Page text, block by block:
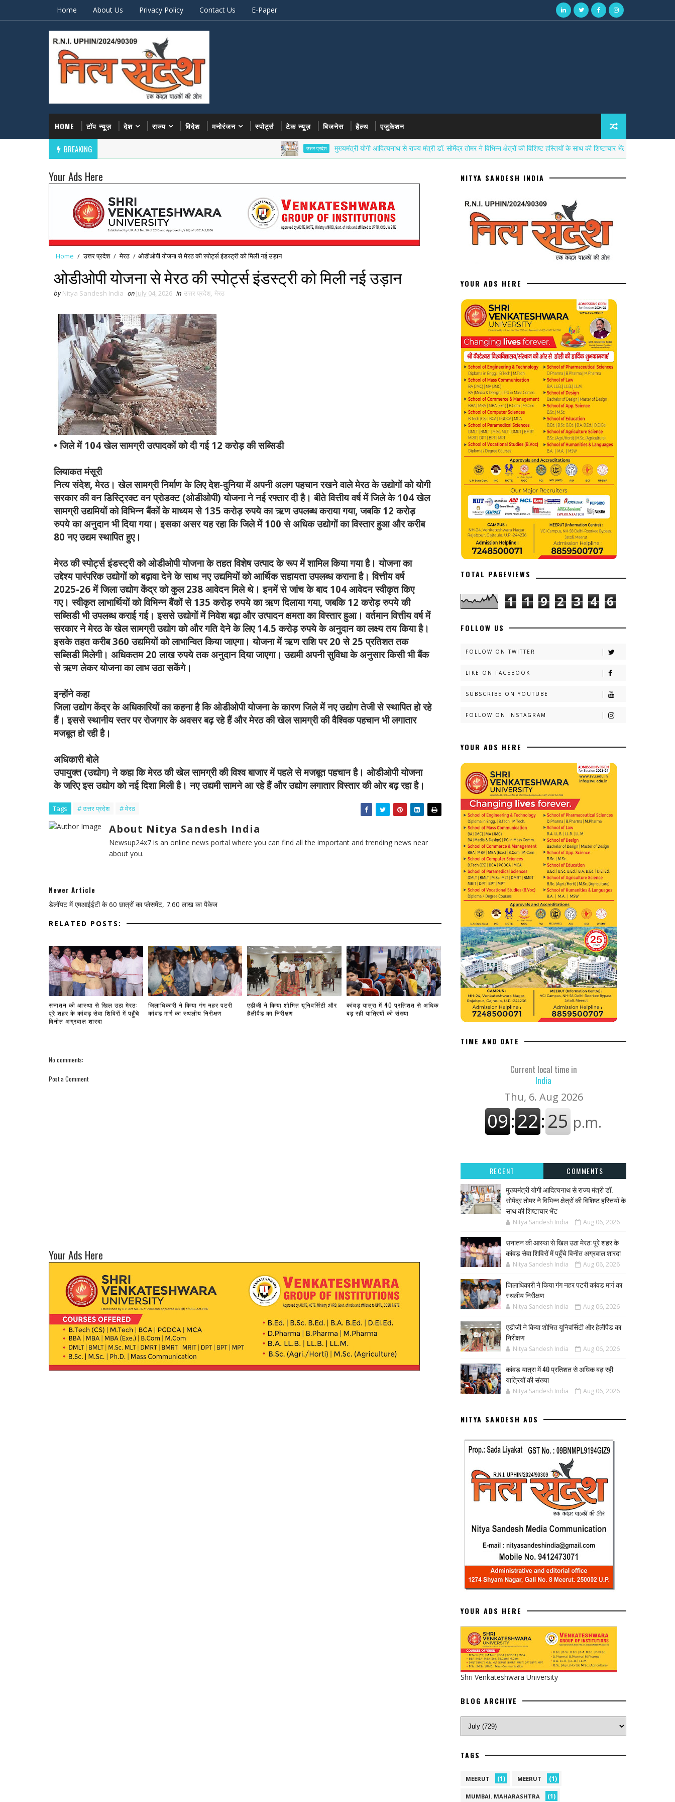
Home About Us Privacy Policy Contact Us E-Paper
HOME टॉप न्यूज़ देश राज्य विदेश मनोरंजन स्पोर्ट्स टेक न्यूज़ बिजनेस हैल्थ एजुकेशन
BREAKING उत्तर प्रदेश मुख्यमंत्री योगी आदित्यनाथ से राज्य मंत्री डॉ. सोमेंद्र तोमर ने विभिन्न क्षेत्रों की विशिष्ट हस्तियों के साथ की शिष्टाचार भेंट
Your Ads Here
Home / उत्तर प्रदेश / मेरठ / ओडीओपी योजना से मेरठ की स्पोर्ट्स इंडस्ट्री को मिली नई उड़ान
ओडीओपी योजना से मेरठ की स्पोर्ट्स इंडस्ट्री को मिली नई उड़ान
by Nitya Sandesh India on July 04, 2026 in उत्तर प्रदेश, मेरठ
• जिले में 104 खेल सामग्री उत्पादकों को दी गई 12 करोड़ की सब्सिडी
लियाकत मंसूरी
नित्य संदेश,मेरठ। खेल सामग्री निर्माण के लिए देश-दुनिया में अपनी अलग पहचान रखने वाले मेरठ के उद्योगों को योगी
सरकार की वन डिस्ट्रिक्ट वन प्रोडक्ट (ओडीओपी) योजना ने नई रफ्तार दी है। बीते वित्तीय वर्ष में जिले के 104 खेल
सामग्री उद्यमियों को विभिन्न बैंकों के माध्यम से 135 करोड़ रुपये का ऋण उपलब्ध कराया गया, जबकि 12 करोड़
रुपये का अनुदान भी दिया गया। इसका असर यह रहा कि जिले में 100 से अधिक उद्योगों का विस्तार हुआ और करीब
80 नए उद्यम स्थापित हुए।
मेरठ की स्पोर्ट्स इंडस्ट्री को ओडीओपी योजना के तहत विशेष उत्पाद के रूप में शामिल किया गया है। योजना का
उद्देश्य पारंपरिक उद्योगों को बढ़ावा देने के साथ नए उद्यमियों को आर्थिक सहायता उपलब्ध कराना है। वित्तीय वर्ष
2025-26 में जिला उद्योग केंद्र को कुल 238 आवेदन मिले थे। इनमें से जांच के बाद 104 आवेदन स्वीकृत किए
गए। स्वीकृत लाभार्थियों को विभिन्न बैंकों से 135 करोड़ रुपये का ऋण दिलाया गया, जबकि 12 करोड़ रुपये की
सब्सिडी भी उपलब्ध कराई गई। इससे उद्योगों में निवेश बढ़ा और उत्पादन क्षमता का विस्तार हुआ। वर्तमान वित्तीय वर्ष में
सरकार ने मेरठ के खेल सामग्री उद्योग को और गति देने के लिए 14.5 करोड़ रुपये के अनुदान का लक्ष्य तय किया है।
इसके तहत करीब 360 उद्यमियों को लाभान्वित किया जाएगा। योजना में ऋण राशि पर 20 से 25 प्रतिशत तक
सब्सिडी मिलेगी। अधिकतम 20 लाख रुपये तक अनुदान दिया जाएगा। उद्यमी अपनी सुविधा के अनुसार किसी भी बैंक
से ऋण लेकर योजना का लाभ उठा सकेंगे।
इन्होंने कहा
जिला उद्योग केंद्र के अधिकारियों का कहना है कि ओडीओपी योजना के कारण जिले में नए उद्योग तेजी से स्थापित हो रहे
हैं। इससे स्थानीय स्तर पर रोजगार के अवसर बढ़ रहे हैं और मेरठ की खेल सामग्री की वैश्विक पहचान भी लगातार
मजबूत हो रही है।
अधिकारी बोले
उपायुक्त (उद्योग) ने कहा कि मेरठ की खेल सामग्री की विश्व बाजार में पहले से मजबूत पहचान है। ओडीओपी योजना
के जरिए इस उद्योग को नई दिशा मिली है। नए उद्यमी सामने आ रहे हैं और उद्योग लगातार विस्तार की ओर बढ़ रहा है।
Tags # उत्तर प्रदेश # मेरठ
About Nitya Sandesh India
Newsup24x7 is an online news portal where you can find all the important and trending news near
about you.
Newer Article
डेलॉयट में एमआईईटी के 60 छात्रों का प्लेसमेंट, 7.60 लाख का पैकेज
RELATED POSTS:
सनातन की आस्था से खिल उठा मेरठ:
पूरे शहर के कांवड़ सेवा शिविरों में पहुँचे
विनीत अग्रवाल शारदा
जिलाधिकारी ने किया गंग नहर पटरी
कांवड मार्ग का स्थलीय निरीक्षण
एडीजी ने किया शोभित यूनिवर्सिटी और
हैलीपैड का निरीक्षण
कांवड़ यात्रा में 40 प्रतिशत से अधिक
बढ़ रही यात्रियों की संख्या
No comments:
Post a Comment
Your Ads Here
NITYA SANDESH INDIA
YOUR ADS HERE
TOTAL PAGEVIEWS
1 1 9 2 3 4 6
FOLLOW US
FOLLOW ON TWITTER
LIKE ON FACEBOOK
SUBSCRIBE ON YOUTUBE
FOLLOW ON INSTAGRAM
YOUR ADS HERE
TIME AND DATE
Current local time in
India
RECENT
COMMENTS
मुख्यमंत्री योगी आदित्यनाथ से राज्य मंत्री डॉ.
सोमेंद्र तोमर ने विभिन्न क्षेत्रों की विशिष्ट हस्तियों के
साथ की शिष्टाचार भेंट
Nitya Sandesh India Aug 06, 2026
सनातन की आस्था से खिल उठा मेरठ: पूरे शहर के
कांवड़ सेवा शिविरों में पहुँचे विनीत अग्रवाल शारदा
Nitya Sandesh India Aug 06, 2026
जिलाधिकारी ने किया गंग नहर पटरी कांवड मार्ग का
स्थलीय निरीक्षण
Nitya Sandesh India Aug 06, 2026
एडीजी ने किया शोभित यूनिवर्सिटी और हैलीपैड का
निरीक्षण
Nitya Sandesh India Aug 06, 2026
कांवड़ यात्रा में 40 प्रतिशत से अधिक बढ़ रही
यात्रियों की संख्या
Nitya Sandesh India Aug 06, 2026
NITYA SANDESH ADS
YOUR ADS HERE
Shri Venkateshwara University
BLOG ARCHIVE
TAGS
MEERUT (1) MEERUT (1)
MUMBAI. MAHARASHTRA (1)